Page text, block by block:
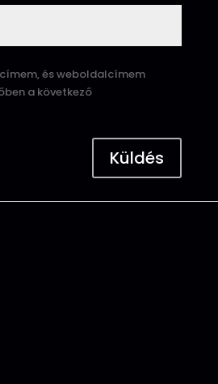
és weboldalcímem
a következő
Küldés